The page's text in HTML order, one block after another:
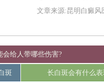
文章来源:昆明白癜风
会给人带哪些伤害?
斑 长白斑会有什么表